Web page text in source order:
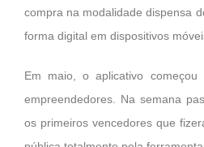
compra na modalidade dispensa
forma digital em dispositivos
Em maio, o aplicativo
empreendedores. Na semana
os primeiros vencedores que